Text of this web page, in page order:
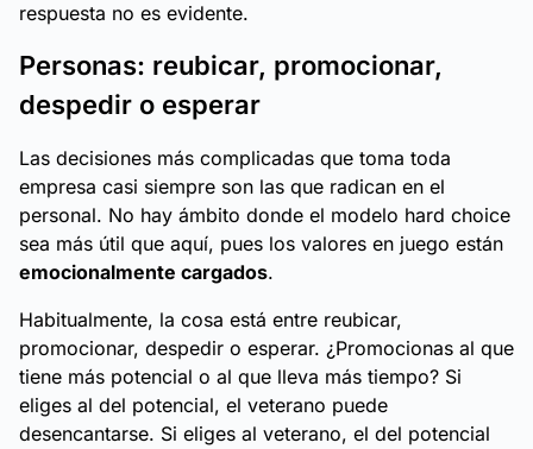
respuesta no es evidente.
Personas: reubicar, promocionar,
despedir o esperar
Las decisiones más complicadas que toma toda
empresa casi siempre son las que radican en el
personal. No hay ámbito donde el modelo hard choice
sea más útil que aquí, pues los valores en juego están
emocionalmente cargados.
Habitualmente, la cosa está entre reubicar,
promocionar, despedir o esperar. ¿Promocionas al que
tiene más potencial o al que lleva más tiempo? Si
eliges al del potencial, el veterano puede
desencantarse. Si eliges al veterano, el del potencial